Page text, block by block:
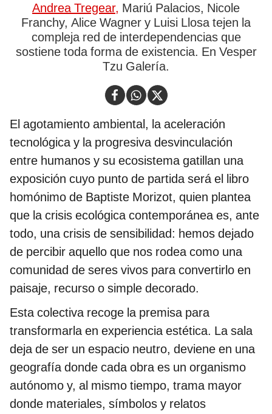
Andrea Tregear, Mariú Palacios, Nicole
Franchy, Alice Wagner y Luisi Llosa tejen la
compleja red de interdependencias que
sostiene toda forma de existencia. En Vesper
Tzu Galería.
El agotamiento ambiental, la aceleración
tecnológica y la progresiva desvinculación
entre humanos y su ecosistema gatillan una
exposición cuyo punto de partida será el libro
homónimo de Baptiste Morizot, quien plantea
que la crisis ecológica contemporánea es, ante
todo, una crisis de sensibilidad: hemos dejado
de percibir aquello que nos rodea como una
comunidad de seres vivos para convertirlo en
paisaje, recurso o simple decorado.
Esta colectiva recoge la premisa para
transformarla en experiencia estética. La sala
deja de ser un espacio neutro, deviene en una
geografía donde cada obra es un organismo
autónomo y, al mismo tiempo, trama mayor
donde materiales, símbolos y relatos